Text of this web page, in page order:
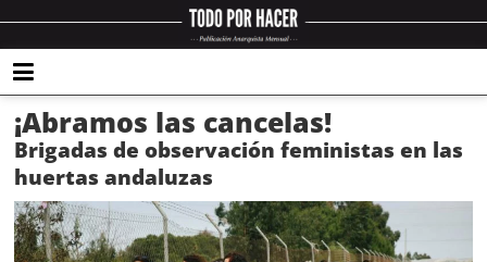
¡Abramos las cancelas!
Brigadas de observación feministas en las
huertas andaluzas